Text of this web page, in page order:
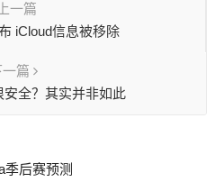
上一篇
iCloud信息被移除
一篇
全？其实并非如此
季后赛预测